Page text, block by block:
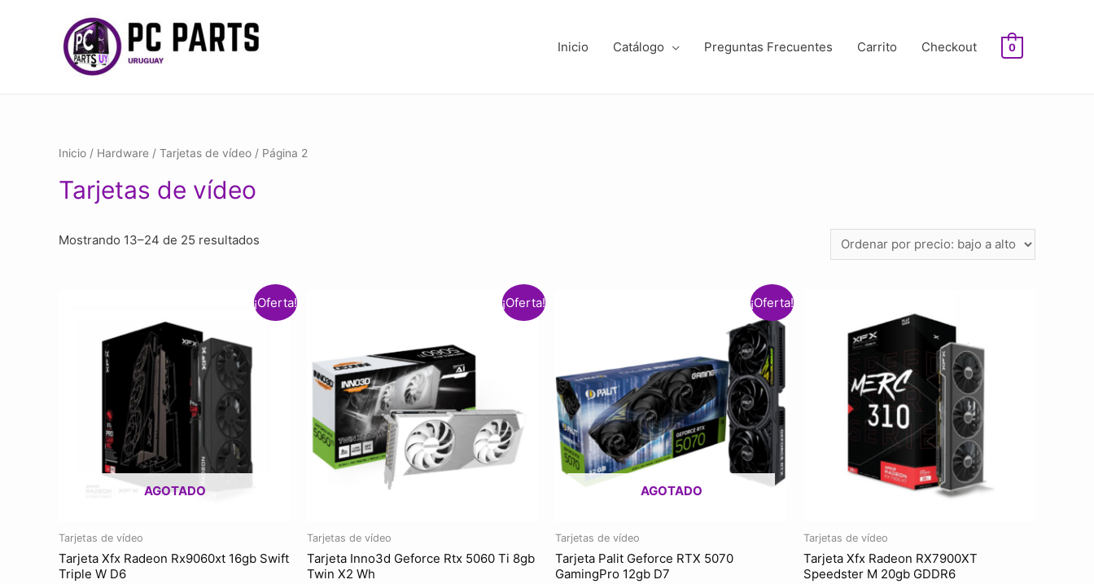
Inicio Catálogo Preguntas Frecuentes Carrito Checkout 0
Inicio / Hardware / Tarjetas de vídeo / Página 2
Tarjetas de vídeo
Mostrando 13–24 de 25 resultados
¡Oferta!
AGOTADO
Tarjetas de vídeo
Tarjeta Xfx Radeon Rx9060xt 16gb Swift
Triple W D6
¡Oferta!
Tarjetas de vídeo
Tarjeta Inno3d Geforce Rtx 5060 Ti 8gb
Twin X2 Wh
¡Oferta!
AGOTADO
Tarjetas de vídeo
Tarjeta Palit Geforce RTX 5070
GamingPro 12gb D7
Tarjetas de vídeo
Tarjeta Xfx Radeon RX7900XT
Speedster M 20gb GDDR6